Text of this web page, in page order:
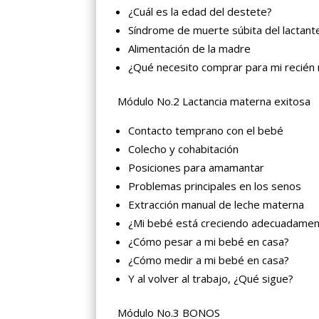
¿Cuál es la edad del destete?
Síndrome de muerte súbita del
Alimentación de la madre
¿Qué necesito comprar para mi recién
Módulo No.2 Lactancia materna exitosa
Contacto temprano con el bebé
Colecho y cohabitación
Posiciones para amamantar
Problemas principales en los senos
Extracción manual de leche materna
¿Mi bebé está creciendo
¿Cómo pesar a mi bebé en casa?
¿Cómo medir a mi bebé en casa?
Y al volver al trabajo, ¿Qué sigue?
Módulo No.3 BONOS